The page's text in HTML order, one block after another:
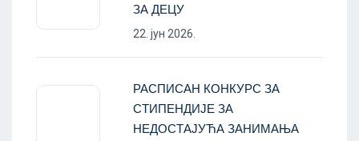
ЗА ДЕЦУ
22. јун 2026.
РАСПИСАН КОНКУРС ЗА
СТИПЕНДИЈЕ ЗА
НЕДОСТАЈУЋА ЗАНИМАЊА